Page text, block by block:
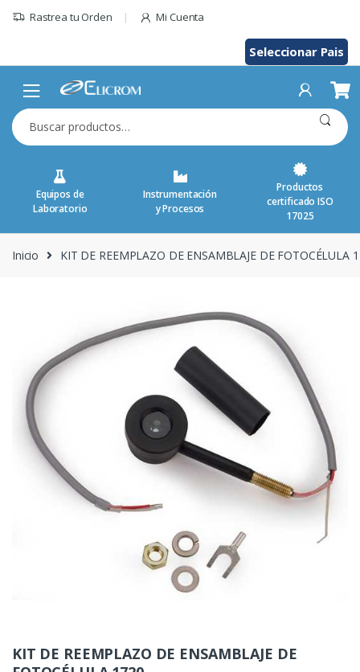
Rastrea tu Orden Mi Cuenta
Seleccionar Pais
Buscar
por:
Equipos de
Laboratorio
Instrumentación
y Procesos
Productos
certificado ISO
17025
Inicio KIT DE REEMPLAZO DE ENSAMBLAJE DE FOTOCÉLULA
KIT DE REEMPLAZO DE ENSAMBLAJE DE